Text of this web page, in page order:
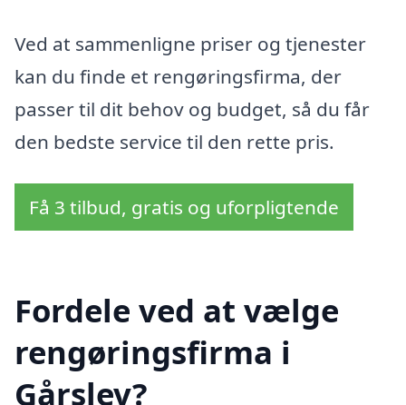
Ved at sammenligne priser og tjenester
kan du finde et rengøringsfirma, der
passer til dit behov og budget, så du får
den bedste service til den rette pris.
Få 3 tilbud, gratis og uforpligtende
Fordele ved at vælge
rengøringsfirma i
Gårslev?